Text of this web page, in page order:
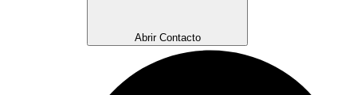
Abrir Contacto